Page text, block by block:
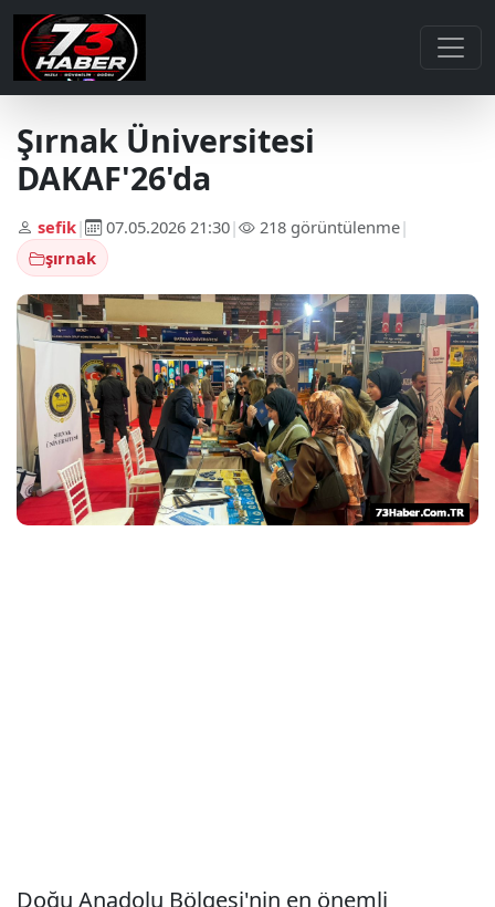
Şırnak Üniversitesi
DAKAF'26'da
sefik| 07.05.2026 21:30| 218 görüntülenme|
şırnak
Doğu Anadolu Bölgesi'nin en önemli